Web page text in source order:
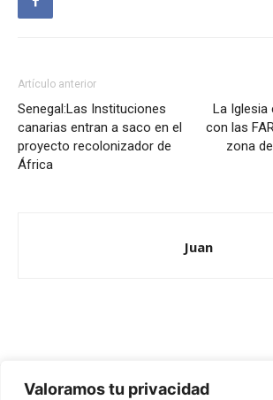
Valoramos tu privacidad
Artículo anterior
Senegal:Las Instituciones
canarias entran a saco en el
proyecto recolonizador de
África
La
con las
zona
Juan